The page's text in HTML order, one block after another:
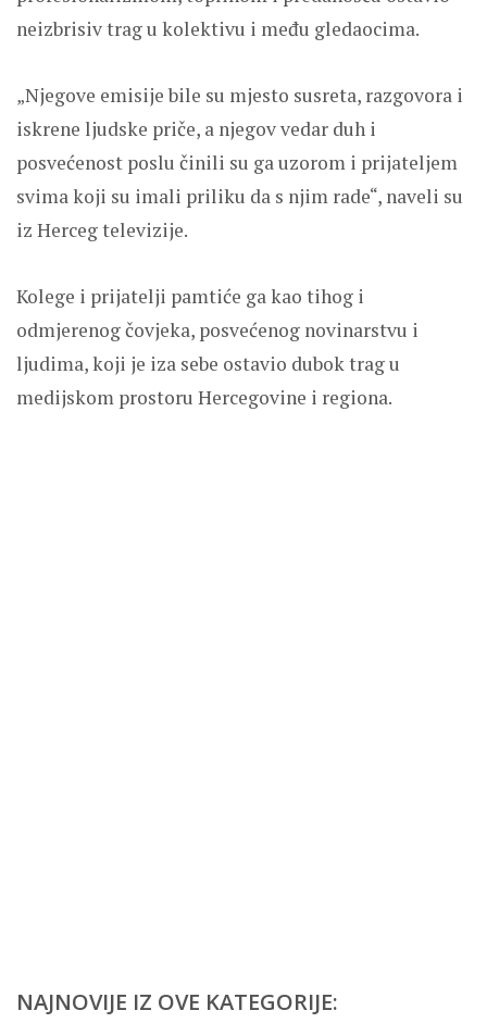
neizbrisiv trag u kolektivu i među gledaocima.
„Njegove emisije bile su mjesto susreta, razgovora i
iskrene ljudske priče, a njegov vedar duh i
posvećenost poslu činili su ga uzorom i prijateljem
svima koji su imali priliku da s njim rade“, naveli su
iz Herceg televizije.
Kolege i prijatelji pamtiće ga kao tihog i
odmjerenog čovjeka, posvećenog novinarstvu i
ljudima, koji je iza sebe ostavio dubok trag u
medijskom prostoru Hercegovine i regiona.
NAJNOVIJE IZ OVE KATEGORIJE: